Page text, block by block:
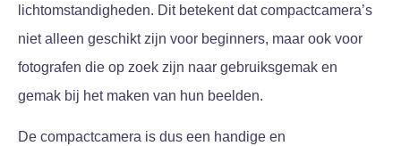
lichtomstandigheden. Dit betekent dat compactcamera’s
niet alleen geschikt zijn voor beginners, maar ook voor
fotografen die op zoek zijn naar gebruiksgemak en
gemak bij het maken van hun beelden.
De compactcamera is dus een handige en